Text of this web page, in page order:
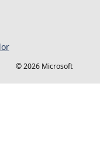
© 2026 Microsoft